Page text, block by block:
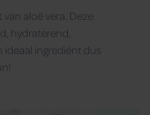
aloë vera. Deze
hydraterend,
ideaal ingrediënt dus